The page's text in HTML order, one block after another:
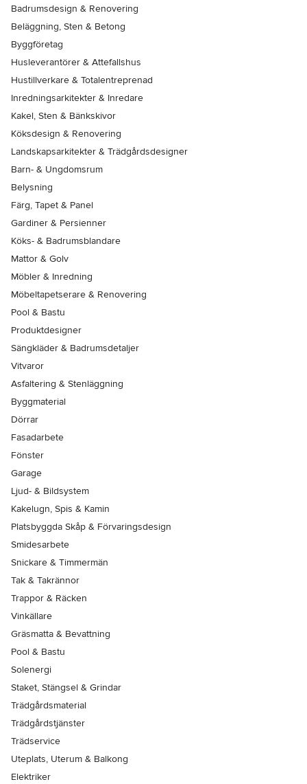
Badrumsdesign & Renovering
Beläggning, Sten & Betong
Byggföretag
Husleverantörer & Attefallshus
Hustillverkare & Totalentreprenad
Inredningsarkitekter & Inredare
Kakel, Sten & Bänkskivor
Köksdesign & Renovering
Landskapsarkitekter & Trädgårdsdesigner
Barn- & Ungdomsrum
Belysning
Färg, Tapet & Panel
Gardiner & Persienner
Köks- & Badrumsblandare
Mattor & Golv
Möbler & Inredning
Möbeltapetserare & Renovering
Pool & Bastu
Produktdesigner
Sängkläder & Badrumsdetaljer
Vitvaror
Asfaltering & Stenläggning
Byggmaterial
Dörrar
Fasadarbete
Fönster
Garage
Ljud- & Bildsystem
Kakelugn, Spis & Kamin
Platsbyggda Skåp & Förvaringsdesign
Smidesarbete
Snickare & Timmermän
Tak & Takrännor
Trappor & Räcken
Vinkällare
Gräsmatta & Bevattning
Pool & Bastu
Solenergi
Staket, Stängsel & Grindar
Trädgårdsmaterial
Trädgårdstjänster
Trädservice
Uteplats, Uterum & Balkong
Elektriker